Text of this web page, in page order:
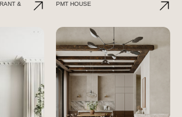
&
PMT HOUSE